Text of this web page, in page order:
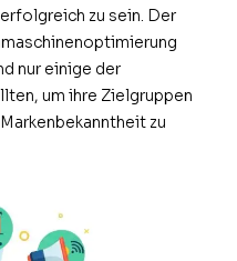
zu sein. Der
nur einige der
um ihre Zielgruppen
zu